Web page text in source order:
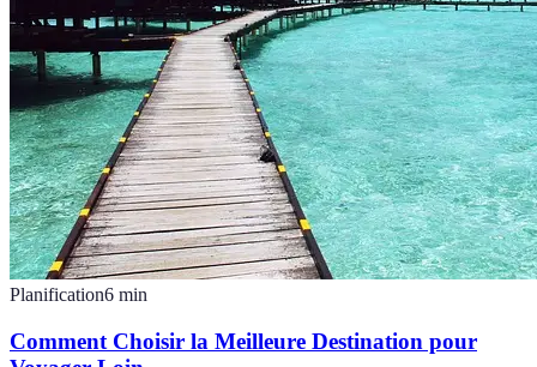
Planification6 min
Comment Choisir la Meilleure Destination pour